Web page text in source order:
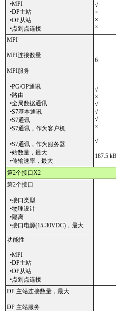
•MPI
•DP主站
•DP从站
•点到点连接
√
×
×
×
MPI
MPI连接数量
MPI服务
•PG/OP通讯
•路由
•全局数据通讯
•S7基本通讯
•S7通讯
•S7通讯，作为客户机
•S7通讯，作为服务器
•站数量，最大
•传输速率，最大
6
√
×
√
√
√
×
√
187.5
第2个接口X2
第2个接口
•接口类型
•物理设计
•隔离
•接口电源(15-30VDC)，最大
功能性
•MPI
•DP主站
•DP从站
•点到点连接
DP 主站连接数量，最大
DP 主站服务